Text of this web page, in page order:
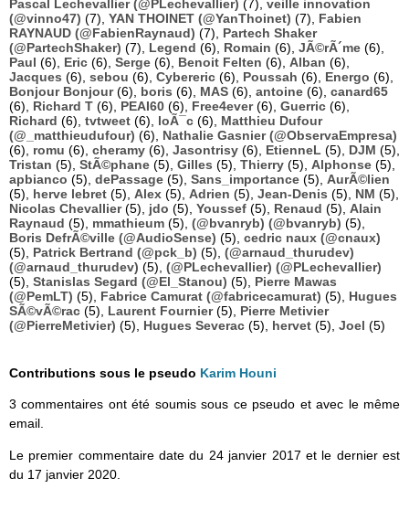
Pascal Lechevallier (@PLechevallier) (7), veille innovation
(@vinno47) (7), YAN THOINET (@YanThoinet) (7), Fabien
RAYNAUD (@FabienRaynaud) (7), Partech Shaker
(@PartechShaker) (7), Legend (6), Romain (6), JÃ©rÃ´me (6),
Paul (6), Eric (6), Serge (6), Benoit Felten (6), Alban (6),
Jacques (6), sebou (6), Cybereric (6), Poussah (6), Energo (6),
Bonjour Bonjour(6), boris (6), MAS (6), antoine (6), canard65
(6), Richard T (6), PEAI60 (6), Free4ever(6), Guerric (6),
Richard (6), tvtweet (6), loÃ¯c (6), Matthieu Dufour
(@_matthieudufour) (6), Nathalie Gasnier (@ObservaEmpresa)
(6), romu (6), cheramy (6), Jasontrisy (6), EtienneL (5), DJM (5),
Tristan (5), StÃ©phane (5), Gilles (5), Thierry (5), Alphonse (5),
apbianco (5), dePassage (5), Sans_importance (5), AurÃ©lien
(5), herve lebret (5), Alex (5), Adrien (5), Jean-Denis (5), NM (5),
Nicolas Chevallier(5), jdo (5), Youssef (5), Renaud (5), Alain
Raynaud (5), mmathieum (5), (@bvanryb) (@bvanryb) (5),
Boris DefrÃ©ville (@AudioSense) (5), cedric naux (@cnaux)
(5), Patrick Bertrand (@pck_b) (5), (@arnaud_thurudev)
(@arnaud_thurudev) (5), (@PLechevallier) (@PLechevallier)
(5), Stanislas Segard (@El_Stanou) (5), Pierre Mawas
(@PemLT) (5), Fabrice Camurat (@fabricecamurat) (5), Hugues
SÃ©vÃ©rac (5), Laurent Fournier(5), Pierre Metivier
(@PierreMetivier) (5), Hugues Severac (5), hervet (5), Joel (5)
Contributions sous le pseudo Karim Houni
3 commentaires ont été soumis sous ce pseudo et avec le même
email.
Le premier commentaire date du 24 janvier 2017 et le dernier est
du 17 janvier 2020.